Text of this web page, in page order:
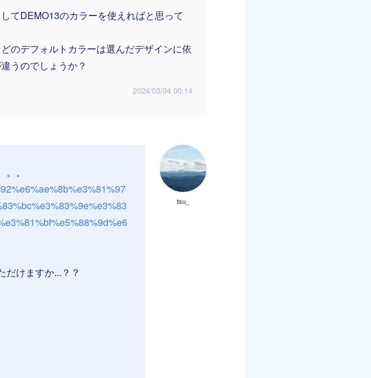
てDEMO13のカラーを使えればと思って
のデフォルトカラーは選んだデザインに依
うのでしょうか？
2024/03/04 00:14
tsu_
。
だけますか...？？